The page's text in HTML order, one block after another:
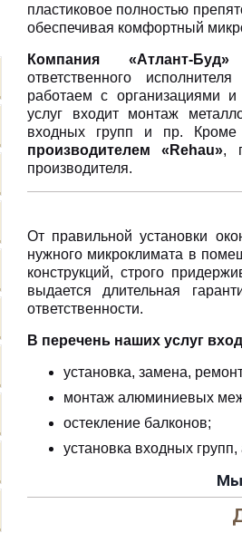
пластиковое полностью
обеспечивая комфортный
Компания «Атлант-Буд»
ответственного
работаем с организациями
услуг входит монтаж
входных групп и пр.
производителем «Rehau»,
производителя.
От правильной установки
нужного микроклимата в
конструкций, строго
выдается длительная
ответственности.
В перечень наших услуг
установка, замена,
монтаж алюминиевых
остекление балконов;
установка входных
Мы